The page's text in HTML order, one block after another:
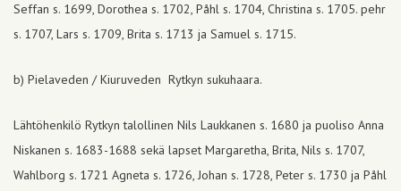
Seffan s. 1699, Dorothea s. 1702, Påhl s. 1704, Christina s. 1705. pehr
s. 1707, Lars s. 1709, Brita s. 1713 ja Samuel s. 1715.
b) Pielaveden / Kiuruveden Rytkyn sukuhaara.
Lähtöhenkilö Rytkyn talollinen Nils Laukkanen s. 1680 ja puoliso Anna
Niskanen s. 1683-1688 sekä lapset Margaretha, Brita, Nils s. 1707,
Wahlborg s. 1721 Agneta s. 1726, Johan s. 1728, Peter s. 1730 ja Påhl